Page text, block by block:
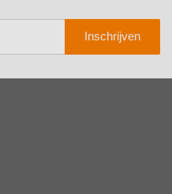
Inschrijven